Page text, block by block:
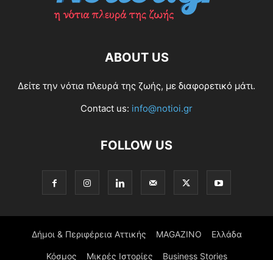
ABOUT US
Δείτε την νότια πλευρά της ζωής, με διαφορετικό μάτι.
Contact us: info@notioi.gr
FOLLOW US
Δήμοι & Περιφέρεια Αττικής MAGAZINO Ελλάδα
Κόσμος Μικρές Ιστορίες Business Stories